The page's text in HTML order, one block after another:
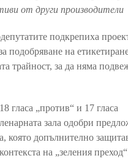
от други производители
подкрепиха
подобряване на
трайност, за да няма
гласа „против“ и 17 гласа
зала одобри
която допълнително
на „зеления